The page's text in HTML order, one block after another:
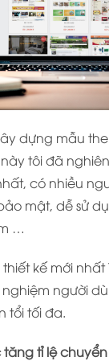
dựng mẫu
tôi đã
có nhiều
mật, dễ sử
…
kế mới nhất
nghiệm người
tổi tối đa.
tăng tỉ lệ